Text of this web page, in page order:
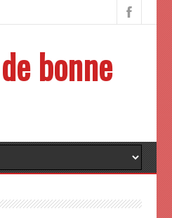
bonne